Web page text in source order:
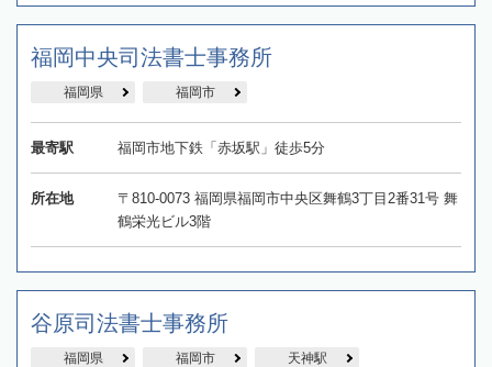
福岡中央司法書士事務所
福岡県 福岡市
最寄駅 福岡市地下鉄「赤坂駅」徒歩5分
所在地
〒810-0073 福岡県福岡市中央区舞鶴3丁目2番31号 舞
鶴栄光ビル3階
谷原司法書士事務所
福岡県 福岡市 天神駅